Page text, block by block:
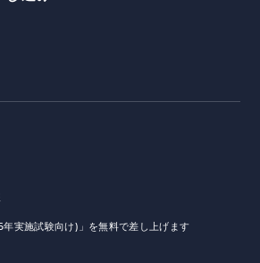
実施試験向け)」を無料で差し上げます